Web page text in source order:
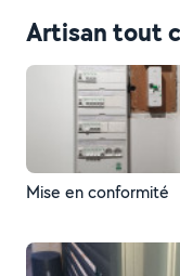
Artisan tout
Mise en conformité